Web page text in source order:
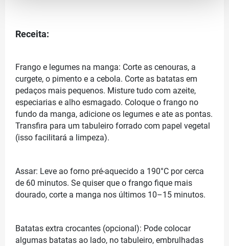
Receita:
Frango e legumes na manga: Corte as cenouras, a
curgete, o pimento e a cebola. Corte as batatas em
pedaços mais pequenos. Misture tudo com azeite,
especiarias e alho esmagado. Coloque o frango no
fundo da manga, adicione os legumes e ate as pontas.
Transfira para um tabuleiro forrado com papel vegetal
(isso facilitará a limpeza).
Assar: Leve ao forno pré-aquecido a 190°C por cerca
de 60 minutos. Se quiser que o frango fique mais
dourado, corte a manga nos últimos 10–15 minutos.
Batatas extra crocantes (opcional): Pode colocar
algumas batatas ao lado, no tabuleiro, embrulhadas